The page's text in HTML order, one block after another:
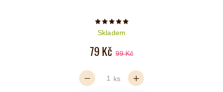
Počet hvězdiček je 5 z 5
Skladem
79 Kč 99 Kč
ks